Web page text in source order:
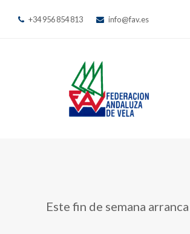
+34 956 854 813 info@fav.es
Este fin de semana